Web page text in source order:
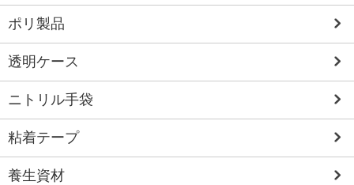
ポリ製品
透明ケース
ニトリル手袋
粘着テープ
養生資材